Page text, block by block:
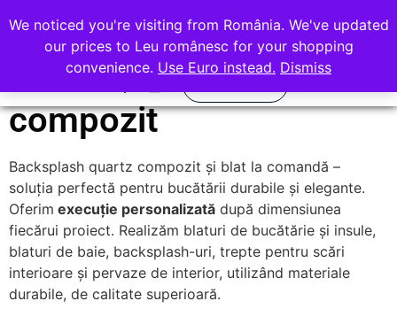
office@rocasdecor.ro
+40 736 388 206
Backsplash quartz
compozit
Backsplash quartz compozit și blat la comandă –
soluția perfectă pentru bucătării durabile și elegante.
Oferim execuție personalizată după dimensiunea
fiecărui proiect. Realizăm blaturi de bucătărie și insule,
blaturi de baie, backsplash-uri, trepte pentru scări
interioare și pervaze de interior, utilizând materiale
durabile, de calitate superioară.
We noticed you're visiting from România. We've updated
our prices to Leu românesc for your shopping
convenience. Use Euro instead. Dismiss